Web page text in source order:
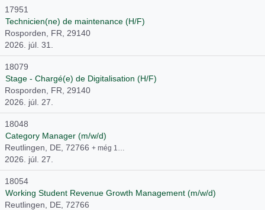
17951
Technicien(ne) de maintenance (H/F)
Rosporden, FR, 29140
2026. júl. 31.
18079
Stage - Chargé(e) de Digitalisation (H/F)
Rosporden, FR, 29140
2026. júl. 27.
18048
Category Manager (m/w/d)
Reutlingen, DE, 72766 + még 1…
2026. júl. 27.
18054
Working Student Revenue Growth Management (m/w/d)
Reutlingen, DE, 72766